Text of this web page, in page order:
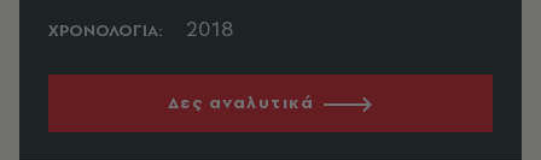
ΧΡΟΝΟΛΟΓΙΑ: 2018
Δες αναλυτικά